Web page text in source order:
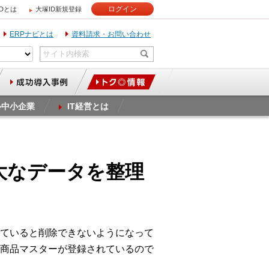
とは 大塚ID新規登録 ログイン
ERPナビとは 資料請求・お問い合わせ
小企業 IT経営とは
データを整理
いると削除できないようになって
品マスターが登録されているので